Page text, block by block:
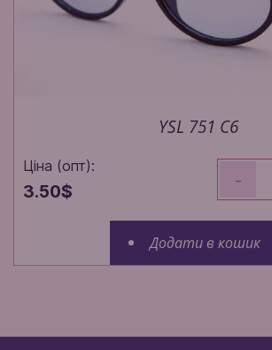
YSL 751 C6
Ціна (опт):
3.50$
-
Додати в кошик